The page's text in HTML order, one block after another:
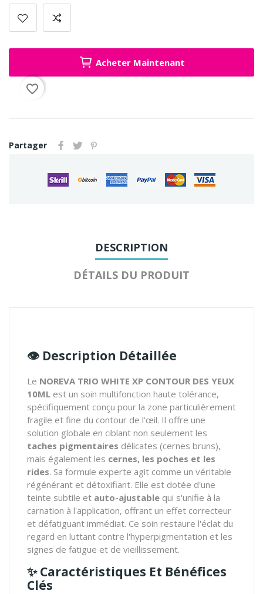
Acheter Maintenant
favorite_border
Partager
DESCRIPTION
DÉTAILS DU PRODUIT
👁️ Description Détaillée
Le NOREVA TRIO WHITE XP CONTOUR DES YEUX
10ML est un soin multifonction haute tolérance,
spécifiquement conçu pour la zone particulièrement
fragile et fine du contour de l'œil. Il offre une
solution globale en ciblant non seulement les
taches pigmentaires délicates (cernes bruns),
mais également les cernes, les poches et les
rides. Sa formule experte agit comme un véritable
régénérant et détoxifiant. Elle est dotée d'une
teinte subtile et auto-ajustable qui s'unifie à la
carnation à l'application, offrant un effet correcteur
et défatiguant immédiat. Ce soin restaure l'éclat du
regard en luttant contre l'hyperpigmentation et les
signes de fatigue et de vieillissement.
✨ Caractéristiques Et Bénéfices
Clés